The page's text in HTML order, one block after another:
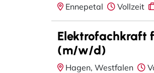
Ennepetal Vollzeit
Elektrofachkraft
(m/w/d)
Hagen, Westfalen